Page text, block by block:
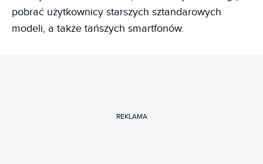
pobrać użytkownicy starszych sztandarowych
modeli, a także tańszych smartfonów.
REKLAMA